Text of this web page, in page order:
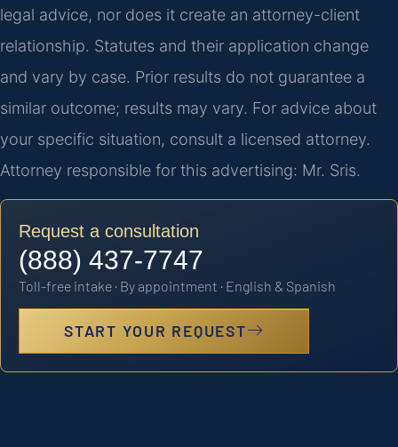
legal advice, nor does it create an attorney-client
relationship. Statutes and their application change
and vary by case. Prior results do not guarantee a
similar outcome; results may vary. For advice about
your specific situation, consult a licensed attorney.
Attorney responsible for this advertising: Mr. Sris.
Request a consultation
(888) 437-7747
Toll-free intake · By appointment · English & Spanish
START YOUR REQUEST